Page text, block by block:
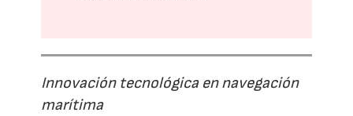
Innovación tecnológica en navegación
marítima